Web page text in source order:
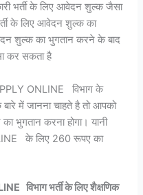
भर्ती के लिए आवेदन शुल्क जैसा
के लिए आवेदन शुल्क का
शुल्क का भुगतान करने के बाद
कर सकता है
ONLINE विभाग के
में जानना चाहते है तो आपको
भुगतान करना होगा। यानी
के लिए 260 रूपए का
विभाग भर्ती के लिए शैक्षणिक